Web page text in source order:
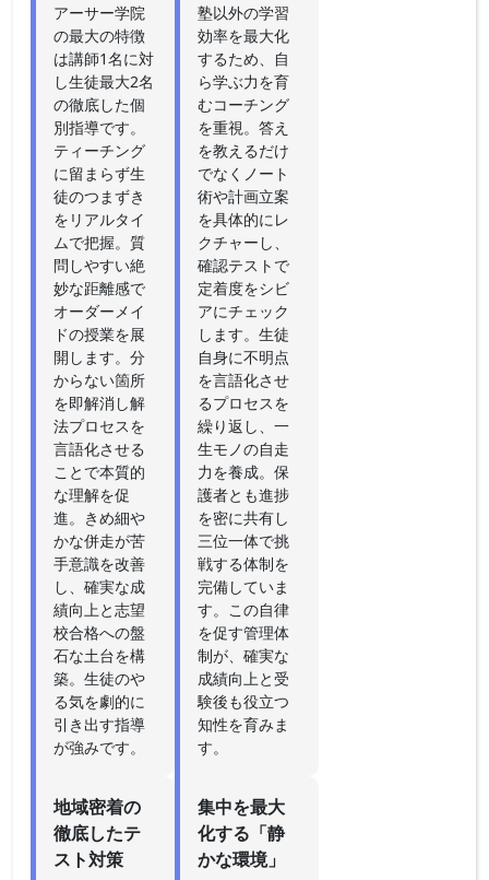
アーサー学院
の最大の特徴
は講師1名に対
し生徒最大2名
の徹底した個
別指導です。
ティーチング
に留まらず生
徒のつまずき
をリアルタイ
ムで把握。質
問しやすい絶
妙な距離感で
オーダーメイ
ドの授業を展
開します。分
からない箇所
を即解消し解
法プロセスを
言語化させる
ことで本質的
な理解を促
進。きめ細や
かな併走が苦
手意識を改善
し、確実な成
績向上と志望
校合格への盤
石な土台を構
築。生徒のや
る気を劇的に
引き出す指導
が強みです。
塾以外の学習
効率を最大化
するため、自
ら学ぶ力を育
むコーチング
を重視。答え
を教えるだけ
でなくノート
術や計画立案
を具体的にレ
クチャーし、
確認テストで
定着度をシビ
アにチェック
します。生徒
自身に不明点
を言語化させ
るプロセスを
繰り返し、一
生モノの自走
力を養成。保
護者とも進捗
を密に共有し
三位一体で挑
戦する体制を
完備していま
す。この自律
を促す管理体
制が、確実な
成績向上と受
験後も役立つ
知性を育みま
す。
地域密着の
徹底したテ
スト対策
集中を最大
化する「静
かな環境」